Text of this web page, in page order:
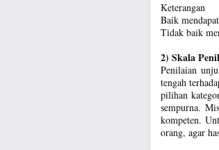
Keterangan
Baik
Tidak baik
2) Skala
Penilaian
tengah
pilihan
sempurna.
kompeten.
orang, agar